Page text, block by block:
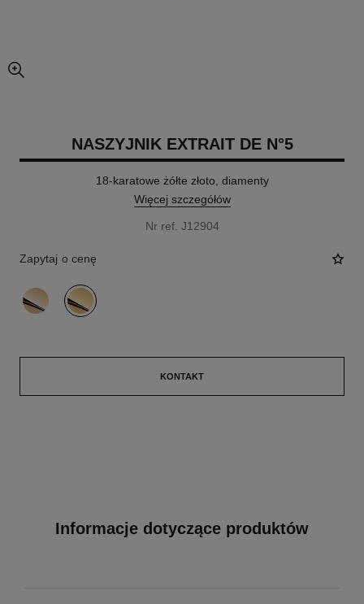
powiększony widok zdjęcia
NASZYJNIK EXTRAIT DE N°5
18-karatowe żółte złoto, diamenty
Więcej szczegółów
Nr ref. J12904
Zapytaj o cenę
wariant (2)
KONTAKT
Informacje dotyczące produktów